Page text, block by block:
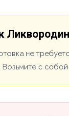
не
Возьмите с